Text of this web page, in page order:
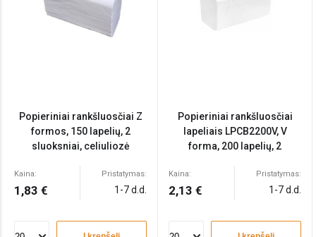
Popieriniai rankšluosčiai Z
formos, 150 lapelių, 2
sluoksniai, celiuliozė
Kaina:
1,83 €
Pristatymas:
1-7 d.d.
Popieriniai rankšluosčiai
lapeliais LPCB2200V, V
forma, 200 lapelių, 2
Kaina:
2,13 €
Pristatymas:
1-7 d.d.